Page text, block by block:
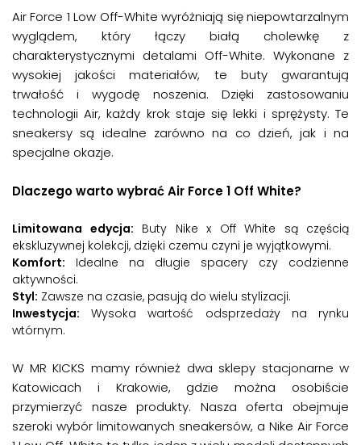
Air Force 1 Low Off-White wyróżniają się niepowtarzalnym
wyglądem, który łączy białą cholewkę z
charakterystycznymi detalami Off-White. Wykonane z
wysokiej jakości materiałów, te buty gwarantują
trwałość i wygodę noszenia. Dzięki zastosowaniu
technologii Air, każdy krok staje się lekki i sprężysty. Te
sneakersy są idealne zarówno na co dzień, jak i na
specjalne okazje.
Dlaczego warto wybrać Air Force 1 Off White?
Limitowana edycja: Buty Nike x Off White są częścią
ekskluzywnej kolekcji, dzięki czemu czyni je wyjątkowymi.
Komfort: Idealne na długie spacery czy codzienne
aktywności.
Styl: Zawsze na czasie, pasują do wielu stylizacji.
Inwestycja: Wysoka wartość odsprzedaży na rynku
wtórnym.
W MR KICKS mamy również dwa sklepy stacjonarne w
Katowicach i Krakowie, gdzie można osobiście
przymierzyć nasze produkty. Nasza oferta obejmuje
szeroki wybór limitowanych sneakersów, a Nike Air Force